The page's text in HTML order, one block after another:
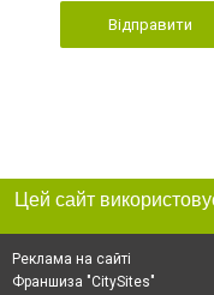
Відправити
Реклама на сайті
Франшиза "CitySites"